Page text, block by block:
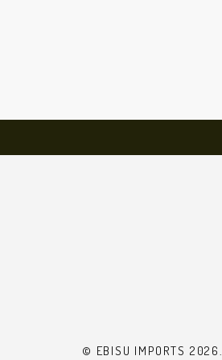
© EBISU IMPORTS 2026.